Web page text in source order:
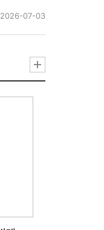
2026-07-03